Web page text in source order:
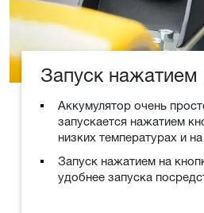
Запуск нажатием
Аккумулятор очень
запускается нажатием
низких температурах и
Запуск нажатием на
удобнее запуска